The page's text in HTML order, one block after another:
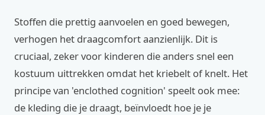
Stoffen die prettig aanvoelen en goed bewegen,
verhogen het draagcomfort aanzienlijk. Dit is
cruciaal, zeker voor kinderen die anders snel een
kostuum uittrekken omdat het kriebelt of knelt. Het
principe van 'enclothed cognition' speelt ook mee:
de kleding die je draagt, beïnvloedt hoe je je